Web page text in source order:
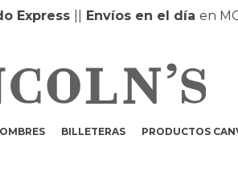
||Envíos en el díaen
BILLETERAS PRODUCTOS